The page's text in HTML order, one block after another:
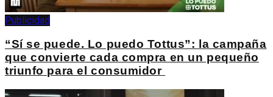
Publicidad
“Sí se puede. Lo puedo Tottus”: la campaña
que convierte cada compra en un pequeño
triunfo para el consumidor